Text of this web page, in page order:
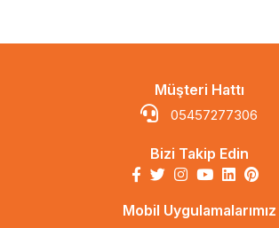
Müşteri Hattı
05457277306
Bizi Takip Edin
Mobil Uygulamalarımız